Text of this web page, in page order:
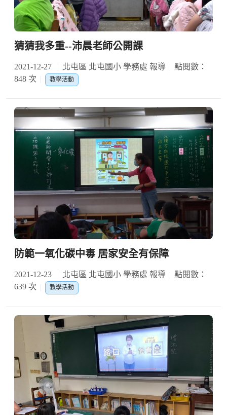
猜猜我多重--沛晨老師公開課
2021-12-27 北屯區 北屯國小 學務處 報導
點閱數：
848 次
教學活動
防範一氧化碳中毒 居家安全有保障
2021-12-23 北屯區 北屯國小 學務處 報導
點閱數：
639 次
教學活動